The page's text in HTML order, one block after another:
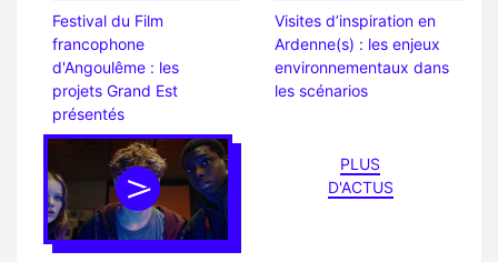
Festival du Film
francophone
d'Angoulême : les
projets Grand Est
présentés
Visites d’inspiration en
Ardenne(s) : les enjeux
environnementaux dans
les scénarios
PLUS
D'ACTUS